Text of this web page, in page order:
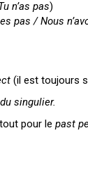
n’as pas)
pas / Nous
(il est toujours
singulier.
pour le past